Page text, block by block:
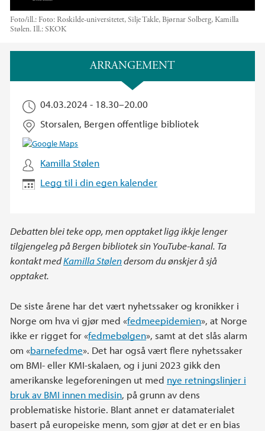
Foto/ill.: Foto: Roskilde-universitetet, Silje Takle, Bjørnar Solberg, Kamilla
Stølen. Ill.: SKOK
ARRANGEMENT
04.03.2024 - 18.30–20.00
Storsalen, Bergen offentlige bibliotek
Kamilla Stølen
Legg til i din egen kalender
Debatten blei teke opp, men opptaket ligg ikkje lenger
tilgjengeleg på Bergen bibliotek sin YouTube-kanal. Ta
kontakt medKamilla Stølendersom du ønskjer å sjå
opptaket.
De siste årene har det vært nyhetssaker og kronikker i
Norge om hva vi gjør med «fedmeepidemien», at Norge
ikke er rigget for «fedmebølgen», samt at det slås alarm
om «barnefedme». Det har også vært flere nyhetssaker
om BMI- eller KMI-skalaen, og i juni 2023 gikk den
amerikanske legeforeningen ut med nye retningslinjer i
bruk av BMI innen medisin, på grunn av dens
problematiske historie. Blant annet er datamaterialet
basert på europeiske menn, som gjør at det er en bias